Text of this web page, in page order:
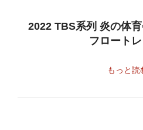
2022 TBS系列 炎の体
フロート
もっと読